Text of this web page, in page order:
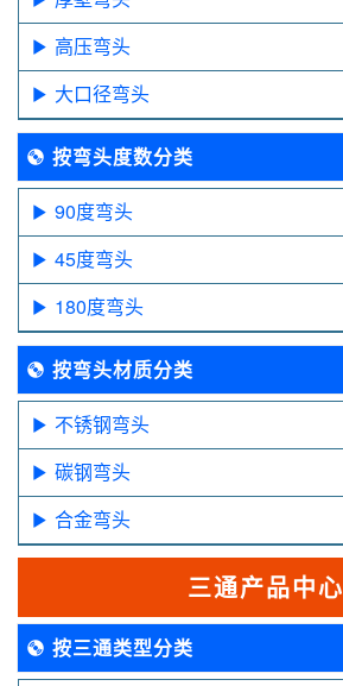
高压弯头
大口径弯头
按弯头度数分类
90度弯头
45度弯头
180度弯头
按弯头材质分类
不锈钢弯头
碳钢弯头
合金弯头
三通产品中心
按三通类型分类